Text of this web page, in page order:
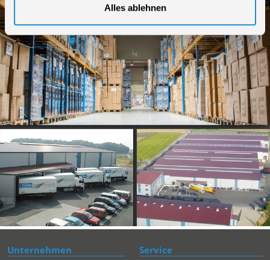
Alles ablehnen
Unternehmen Service